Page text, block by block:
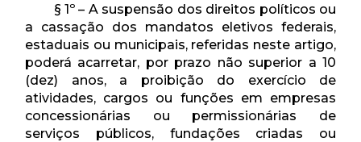
§ 1º – A suspensão dos direitos políticos ou
a cassação dos mandatos eletivos federais,
estaduais ou municipais, referidas neste artigo,
poderá acarretar, por prazo não superior a 10
(dez) anos, a proibição do exercício de
atividades, cargos ou funções em empresas
concessionárias ou permissionárias de
serviços públicos, fundações criadas ou